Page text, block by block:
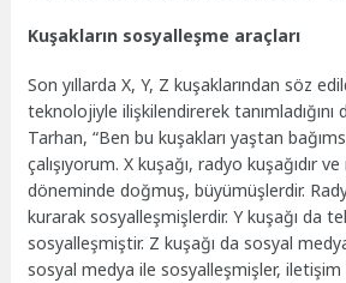
Kuşakların sosyalleşme araçları
Son yıllarda X, Y, Z kuşaklarından söz
teknolojiyle ilişkilendirerek
Tarhan, “Ben bu kuşakları yaştan
çalışıyorum. X kuşağı, radyo kuşağıdır
döneminde doğmuş, büyümüşlerdir.
kurarak sosyalleşmişlerdir. Y kuşağı da
sosyalleşmiştir. Z kuşağı da sosyal
sosyal medya ile sosyalleşmişler, iletişim